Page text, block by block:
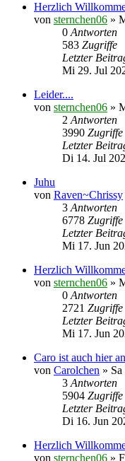
Herzlich
von sternchen06 »
0Antworten
583 Zugriffe
Letzter
Mi 29. Jul
Leider....
von sternchen06 »
2Antworten
3990 Zugriffe
Letzter
Di 14. Jul
Juhu
von Raven~Chrissy
3Antworten
6778 Zugriffe
Letzter
Mi 17. Jun
Herzlich
von sternchen06 »
0Antworten
2721 Zugriffe
Letzter
Mi 17. Jun
Caro ist auch hier
von Carolchen »
3Antworten
5904 Zugriffe
Letzter
Di 16. Jun
Herzlich
von sternchen06 »